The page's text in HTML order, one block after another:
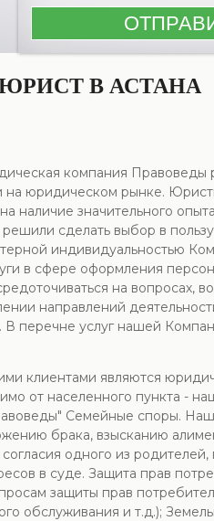
В АСТАНА
компания
юридическом рынке.
наличие значительного
сделать выбор в
индивидуальностью
в сфере оформления
на вопросах,
направлений
В перечне услуг нашей
клиентами являются
от населенного пункта
Семейные споры.
брака, взысканию
одного из
в суде. Защита прав
защиты прав
обслуживания и т.д.);